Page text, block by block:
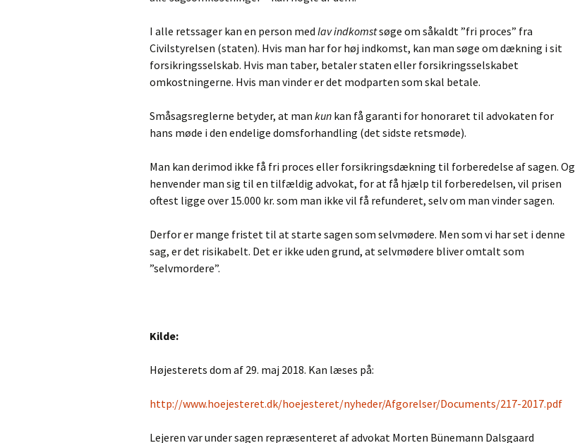
I alle retssager kan en person med lav indkomstsøge om såkaldt ”fri proces” fra
Civilstyrelsen (staten). Hvis man har for høj indkomst, kan man søge om dækning i sit
forsikringsselskab. Hvis man taber, betaler staten eller forsikringsselskabet
omkostningerne. Hvis man vinder er det modparten som skal betale.
Småsagsreglerne betyder, at man kun kan få garanti for honoraret til advokaten for
hans møde i den endelige domsforhandling (det sidste retsmøde).
Man kan derimod ikke få fri proces eller forsikringsdækning til forberedelse af sagen. Og
henvender man sig til en tilfældig advokat, for at få hjælp til forberedelsen, vil prisen
oftest ligge over 15.000 kr. som man ikke vil få refunderet, selv om man vinder sagen.
Derfor er mange fristet til at starte sagen som selvmødere. Men som vi har set i denne
sag, er det risikabelt. Det er ikke uden grund, at selvmødere bliver omtalt som
”selvmordere”.
Kilde:
Højesterets dom af 29. maj 2018. Kan læses på:
http://www.hoejesteret.dk/hoejesteret/nyheder/Afgorelser/Documents/217-2017.pdf
Lejeren var under sagen repræsenteret af advokat Morten Bünemann Dalsgaard